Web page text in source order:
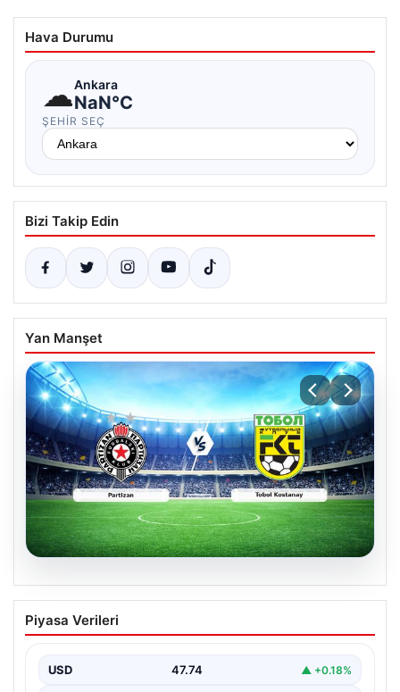
Hava Durumu
☁Ankara
NaN°C
ŞEHIR SEÇ
Bizi Takip Edin
Yan Manşet
06.08.2026
CANLI | Partizan – Tobol Kostanay Canlı
Maç Anlatımı
Piyasa Verileri
USD 47.74 ▲ +0.18%